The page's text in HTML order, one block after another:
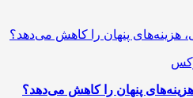
پنهان را کاهش می‌دهد؟